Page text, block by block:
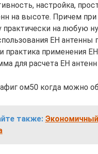
настройка,
на высоте. Причем
практически на любую
ЕН
практика применения
для расчета EH
ом50 когда можно
также: